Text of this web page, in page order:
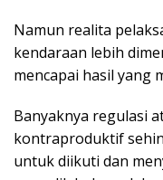
Namun realita
kendaraan lebih
mencapai hasil yang
Banyaknya regulasi
kontraproduktif
untuk diikuti dan